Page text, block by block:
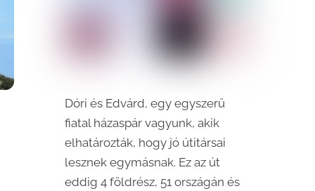
Dóri és Edvárd, egy egyszerű
fiatal házaspár vagyunk, akik
elhatározták, hogy jó útitársai
lesznek egymásnak. Ez az út
eddig 4 földrész, 51 országán és